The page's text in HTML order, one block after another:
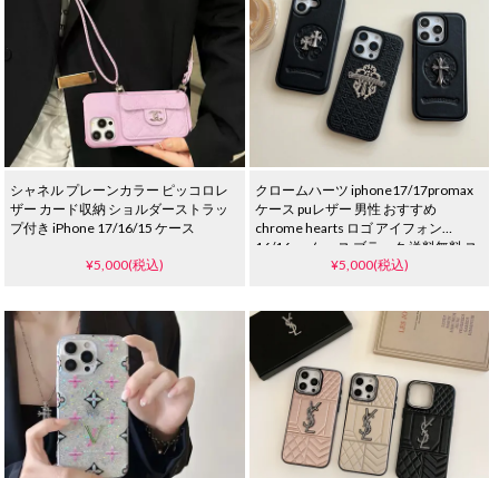
シャネル プレーンカラー ピッコロレ
ザー カード収納 ショルダーストラッ
プ付き iPhone 17/16/15 ケース
¥5,000(税込)
クロームハーツ iphone17/17promax
ケース puレザー 男性 おすすめ
chrome hearts ロゴ アイフォン
16/16proケース ブラック 送料無料 ス
トリート ブランド アイフォーン
¥5,000(税込)